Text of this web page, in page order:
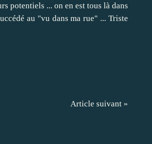
potentiels ... on en est tous là dans
au "vu dans ma rue" ... Triste
Article suivant »